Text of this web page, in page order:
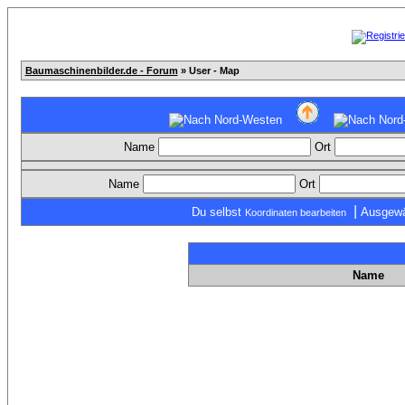
Baumaschinenbilder.de - Forum » User - Map
Name Ort
Name Ort
Du selbst Koordinaten bearbeiten
Name